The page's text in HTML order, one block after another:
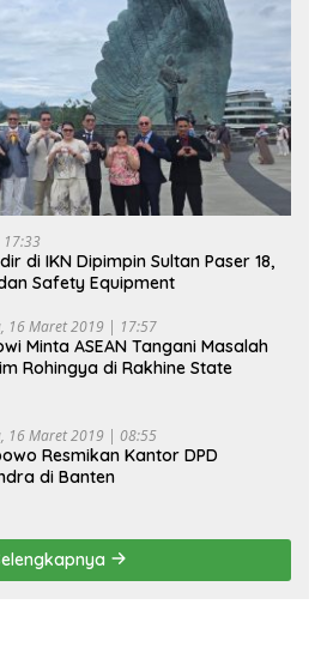
17:33
di IKN Dipimpin Sultan Paser 18,
Safety Equipment
16 Maret 2019 | 17:57
Minta ASEAN Tangani Masalah
Rohingya di Rakhine State
16 Maret 2019 | 08:55
Resmikan Kantor DPD
di Banten